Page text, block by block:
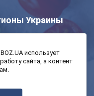
Украины
использует
сайта, а контент